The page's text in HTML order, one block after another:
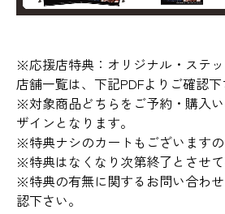
※応援店特典：オリジナル・ステ
店舗一覧は、下記PDFよりご確認下
※対象商品どちらをご予約・購入
ザインとなります。
※特典ナシのカートもございますの
※特典はなくなり次第終了とさせて
※特典の有無に関するお問い合わ
認下さい。